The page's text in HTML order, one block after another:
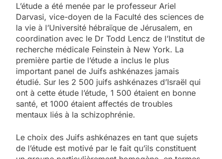
L’étude a été menée par le professeur Ariel
Darvasi, vice-doyen de la Faculté des sciences de
la vie à l’Université hébraïque de Jérusalem, en
coordination avec le Dr Todd Lencz de l’Institut de
recherche médicale Feinstein à New York. La
première partie de l’étude a inclus le plus
important panel de Juifs ashkénazes jamais
étudié. Sur les 2 500 juifs ashkénazes d’Israël qui
ont à cette étude l’étude, 1 500 étaient en bonne
santé, et 1000 étaient affectés de troubles
mentaux liés à la schizophrénie.
Le choix des Juifs ashkénazes en tant que sujets
de l’étude est motivé par le fait qu’ils constituent